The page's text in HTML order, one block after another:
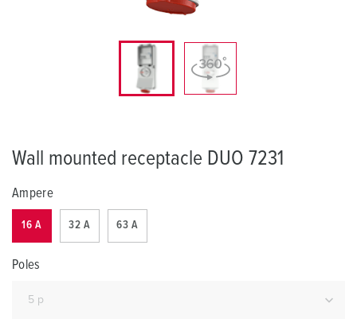
Wall mounted receptacle DUO 7231
Ampere
16 A 32 A 63 A
Poles